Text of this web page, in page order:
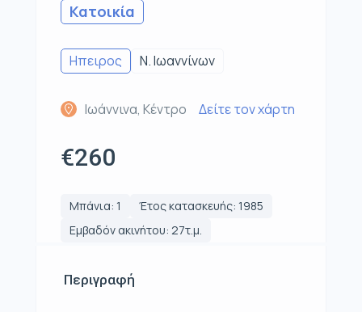
Κατοικία
Ηπειρος Ν. Ιωαννίνων
Ιωάννινα, Κέντρο Δείτε τον χάρτη
€260
Μπάνια: 1
Έτος κατασκευής: 1985
Εμβαδόν ακινήτου: 27τ.μ.
Περιγραφή